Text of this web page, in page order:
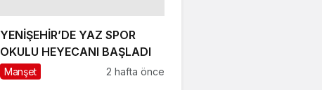
YENİŞEHİR’DE YAZ SPOR
OKULU HEYECANI BAŞLADI
Manşet 2 hafta önce